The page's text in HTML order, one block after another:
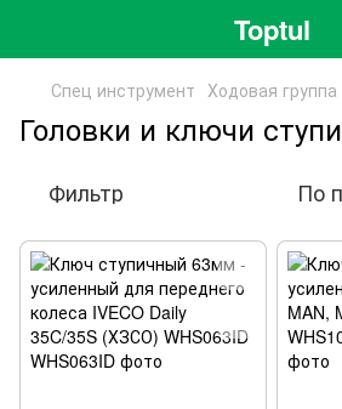
Toptul
Спец инструмент Ходовая группа
Головки и ключи
Фильтр По